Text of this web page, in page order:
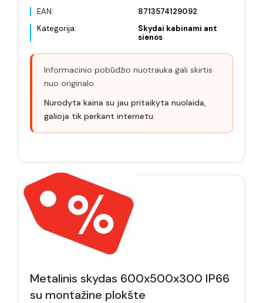
EAN:
8713574129092
Kategorija:
Skydai kabinami ant
sienos
Informacinio pobūdžio nuotrauka gali skirtis
nuo originalo.
Nurodyta kaina su jau pritaikyta nuolaida,
galioja tik perkant internetu.
Metalinis skydas 600x500x300 IP66
su montažine plokšte